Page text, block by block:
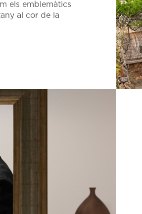
els emblemàtics
al cor de la